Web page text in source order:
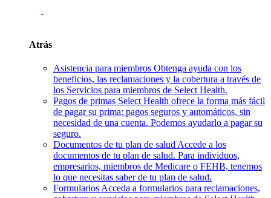
Atrás
Asistencia para miembros Obtenga ayuda con los
beneficios, las reclamaciones y la cobertura a través de
los Servicios para miembros de Select Health.
Pagos de primas Select Health ofrece la forma más fácil
de pagar su prima: pagos seguros y automáticos, sin
necesidad de una cuenta. Podemos ayudarlo a pagar su
seguro.
Documentos de tu plan de salud Accede a los
documentos de tu plan de salud. Para individuos,
empresarios, miembros de Medicare o FEHB, tenemos
lo que necesitas saber de tu plan de salud.
Formularios Acceda a formularios para reclamaciones,